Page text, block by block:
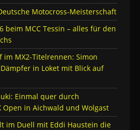
Motocross-Meisterschaft
beim MCC Tessin – alles für den
im MX2-Titelrennen: Simon
in Loket mit Blick auf
Einmal quer durch
Open in Aichwald und Wolgast
im Duell mit Eddi Haustein die